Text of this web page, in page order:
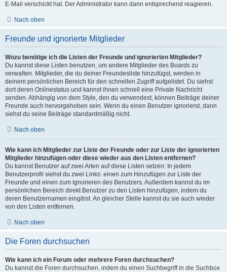
E-Mail verschickt hat. Der Administrator kann dann entsprechend reagieren.
Nach oben
Freunde und ignorierte Mitglieder
Wozu benötige ich die Listen der Freunde und ignorierten Mitglieder?
Du kannst diese Listen benutzen, um andere Mitglieder des Boards zu
verwalten. Mitglieder, die du deiner Freundesliste hinzufügst, werden in
deinem persönlichen Bereich für den schnellen Zugriff aufgelistet. Du siehst
dort deren Onlinestatus und kannst ihnen schnell eine Private Nachricht
senden. Abhängig von dem Style, den du verwendest, können Beiträge deiner
Freunde auch hervorgehoben sein. Wenn du einen Benutzer ignorierst, dann
siehst du seine Beiträge standardmäßig nicht.
Nach oben
Wie kann ich Mitglieder zur Liste der Freunde oder zur Liste der ignorierten
Mitglieder hinzufügen oder diese wieder aus den Listen entfernen?
Du kannst Benutzer auf zwei Arten auf diese Listen setzen: In jedem
Benutzerprofil siehst du zwei Links: einen zum Hinzufügen zur Liste der
Freunde und einen zum Ignorieren des Benutzers. Außerdem kannst du im
persönlichen Bereich direkt Benutzer zu den Listen hinzufügen, indem du
deren Benutzernamen eingibst. An gleicher Stelle kannst du sie auch wieder
von den Listen entfernen.
Nach oben
Die Foren durchsuchen
Wie kann ich ein Forum oder mehrere Foren durchsuchen?
Du kannst die Foren durchsuchen, indem du einen Suchbegriff in die Suchbox